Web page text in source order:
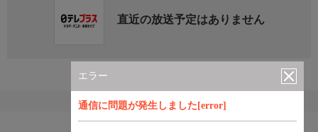
エラー
通信に問題が発生しました[error]
直近の放送予定はありません